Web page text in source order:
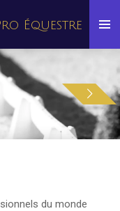
Équestre
du monde